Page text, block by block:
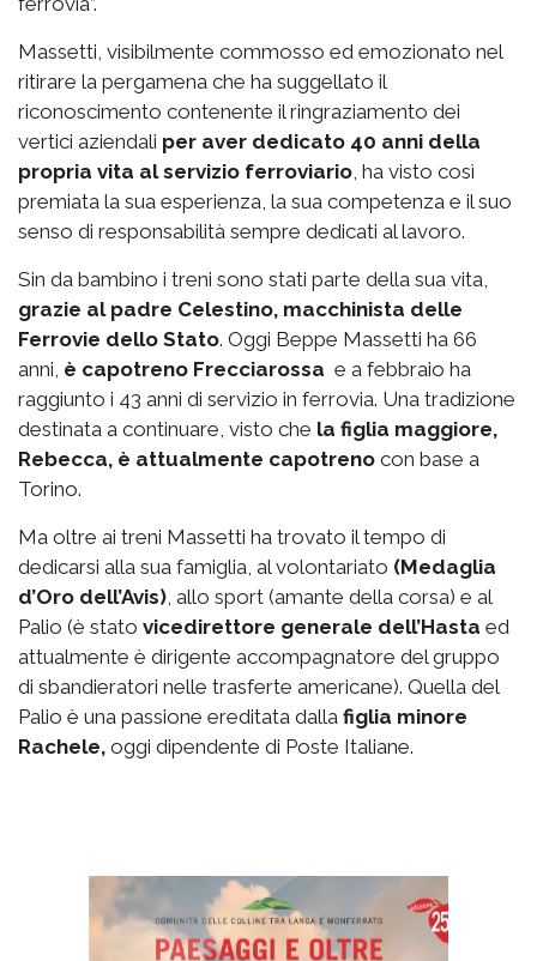
Massetti, visibilmente commosso ed emozionato nel
ritirare la pergamena che ha suggellato il
riconoscimento contenente il ringraziamento dei
vertici aziendali per aver dedicato 40 anni della
propria vita al servizio ferroviario, ha visto così
premiata la sua esperienza, la sua competenza e il suo
senso di responsabilità sempre dedicati al lavoro.
Sin da bambino i treni sono stati parte della sua vita,
grazie al padre Celestino, macchinista delle
Ferrovie dello Stato. Oggi Beppe Massetti ha 66
anni, è capotreno Frecciarossa e a febbraio ha
raggiunto i 43 anni di servizio in ferrovia. Una tradizione
destinata a continuare, visto che la figlia maggiore,
Rebecca, è attualmente capotreno con base a
Torino.
Ma oltre ai treni Massetti ha trovato il tempo di
dedicarsi alla sua famiglia, al volontariato (Medaglia
d’Oro dell’Avis), allo sport (amante della corsa) e al
Palio (è stato vicedirettore generale dell’Hasta ed
attualmente è dirigente accompagnatore del gruppo
di sbandieratori nelle trasferte americane). Quella del
Palio è una passione ereditata dalla figlia minore
Rachele, oggi dipendente di Poste Italiane.